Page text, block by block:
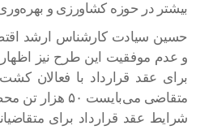
بیشتر در حوزه کشاورزی و
حسین سیادت کارشناس ارشد
و عدم موفقیت این طرح نیز
برای عقد قرارداد با فعالان
متقاضی می‌بایست
شرایط عقد قرارداد برای